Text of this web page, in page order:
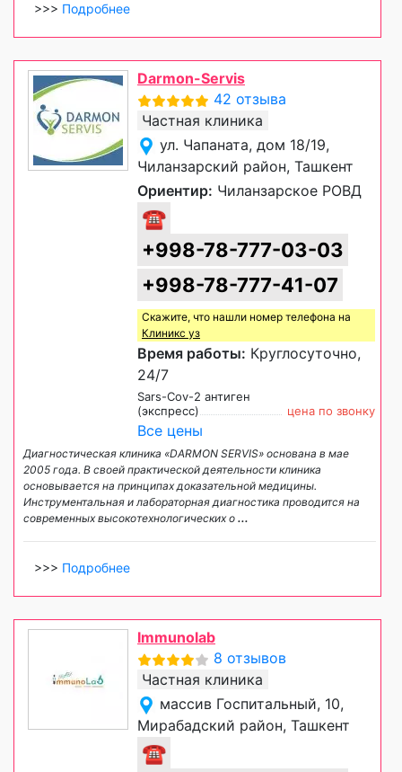
>>> Подробнее
Darmon-Servis
42 отзыва
Частная клиника
ул. Чапаната, дом 18/19,
Чиланзарский район, Ташкент
Ориентир: Чиланзарское РОВД
☎
+998-78-777-03-03
+998-78-777-41-07
Скажите, что нашли номер телефона на
Клиникс уз
Время работы: Круглосуточно,
24/7
Sars-Cov-2 антиген
(экспресс)
цена по звонку
Все цены
Диагностическая клиника «DARMON SERVIS» основана в мае
2005 года. В своей практической деятельности клиника
основывается на принципах доказательной медицины.
Инструментальная и лабораторная диагностика проводится на
современных высокотехнологических о ...
>>> Подробнее
Immunolab
8 отзывов
Частная клиника
массив Госпитальный, 10,
Мирабадский район, Ташкент
☎